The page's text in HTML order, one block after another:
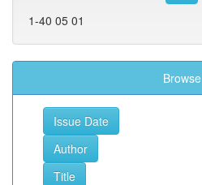
1-40 05 01
Browse